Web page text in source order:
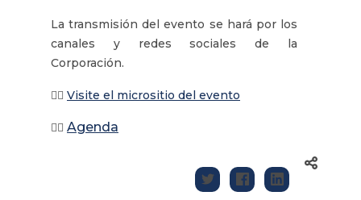
La transmisión del evento se hará por los
canales y redes sociales de la
Corporación.
👉🏽 Visite el micrositio del evento
👉🏽 Agenda